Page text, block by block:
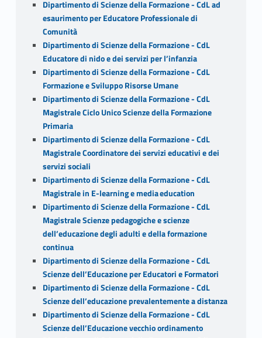
Dipartimento di Scienze della Formazione - CdL ad
esaurimento per Educatore Professionale di
Comunità
Dipartimento di Scienze della Formazione - CdL
Educatore di nido e dei servizi per l’infanzia
Dipartimento di Scienze della Formazione - CdL
Formazione e Sviluppo Risorse Umane
Dipartimento di Scienze della Formazione - CdL
Magistrale Ciclo Unico Scienze della Formazione
Primaria
Dipartimento di Scienze della Formazione - CdL
Magistrale Coordinatore dei servizi educativi e dei
servizi sociali
Dipartimento di Scienze della Formazione - CdL
Magistrale in E-learning e media education
Dipartimento di Scienze della Formazione - CdL
Magistrale Scienze pedagogiche e scienze
dell’educazione degli adulti e della formazione
continua
Dipartimento di Scienze della Formazione - CdL
Scienze dell’Educazione per Educatori e Formatori
Dipartimento di Scienze della Formazione - CdL
Scienze dell’educazione prevalentemente a distanza
Dipartimento di Scienze della Formazione - CdL
Scienze dell’Educazione vecchio ordinamento